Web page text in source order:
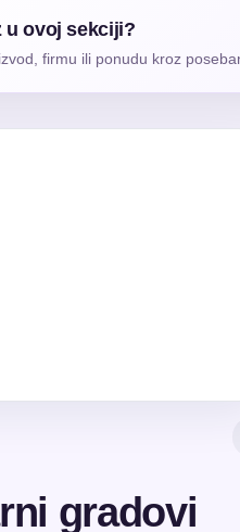
u ovoj sekciji?
firmu ili ponudu kroz
gradovi